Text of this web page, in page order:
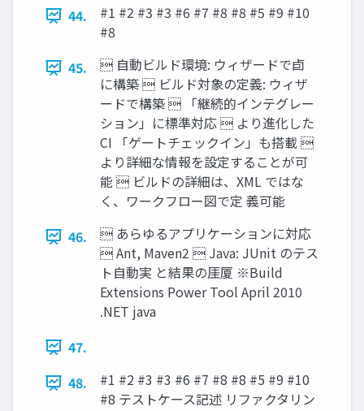
44.
#1 #2 #3 #3 #6 #7 #8 #8 #5 #9 #10
#8
45.
 自動ビルド環境: ウィザードで卣
に構築  ビルド対象の定義: ウィザ
ードで構築  「継続的インテグレー
ション」に標準対応  より進化した
CI 「ゲートチェックイン」も搭載 
より詳細な情報を設定することが可
能  ビルドの詳細は、XML ではな
く、ワークフロー図で定 義可能
46.
 あらゆるアプリケーションに対応
 Ant, Maven2  Java: JUnit のテス
ト自動実 と結果の厓厦 ※Build
Extensions Power Tool April 2010
.NET java
47.
48.
#1 #2 #3 #3 #6 #7 #8 #8 #5 #9 #10
#8 テストケース記述 リファクタリン